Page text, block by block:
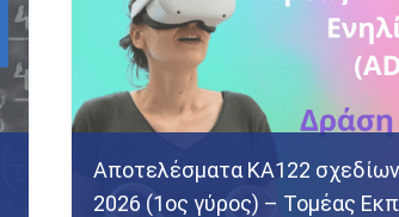
Αποτελέσματα KA122
2026 (1ος γύρος) – Τομέας